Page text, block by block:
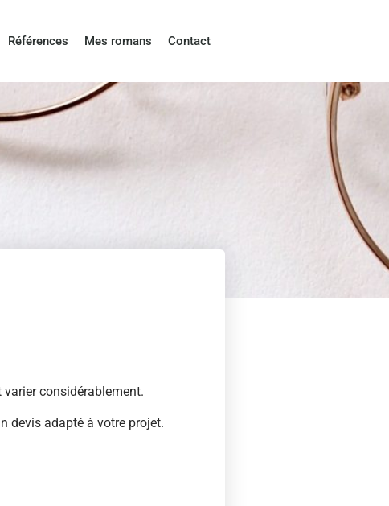
Références Mes romans Contact
considérablement.
devis adapté à votre projet.